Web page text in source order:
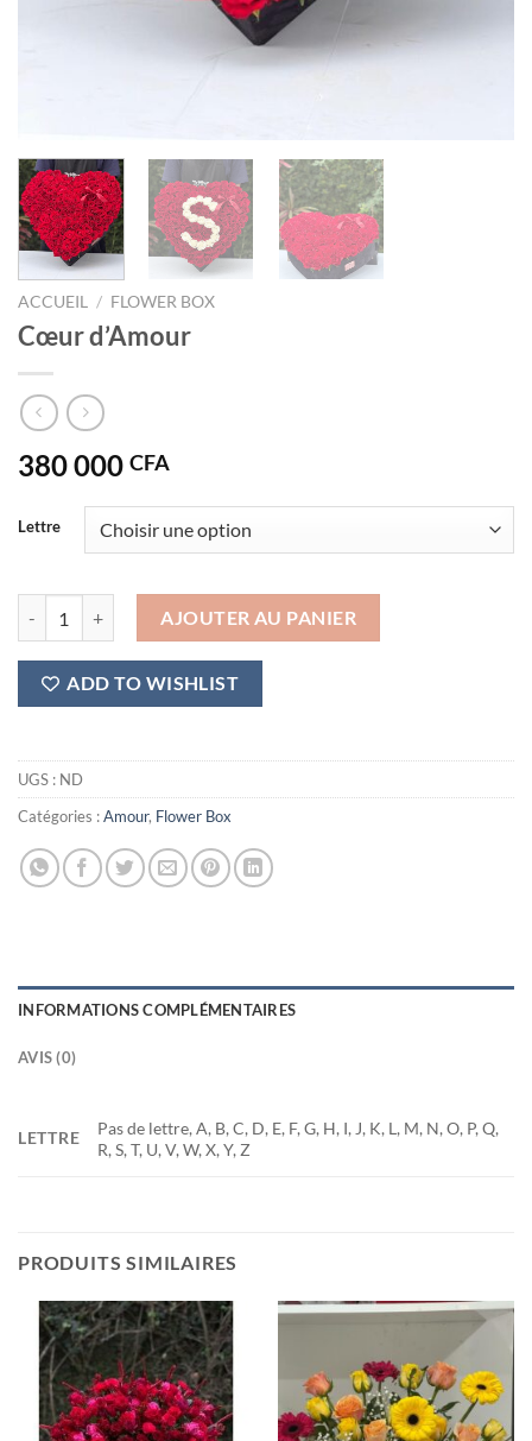
ACCUEIL / FLOWER BOX
Cœur d’Amour
380 000 CFA
Lettre
AJOUTER AU PANIER
ADD TO WISHLIST
UGS : ND
Catégories :Amour, Flower Box
INFORMATIONS COMPLÉMENTAIRES
AVIS (0)
LETTRE
Pas de lettre, A, B, C, D, E, F, G, H, I, J, K, L, M, N, O, P, Q,
R, S, T, U, V, W, X, Y, Z
PRODUITS SIMILAIRES